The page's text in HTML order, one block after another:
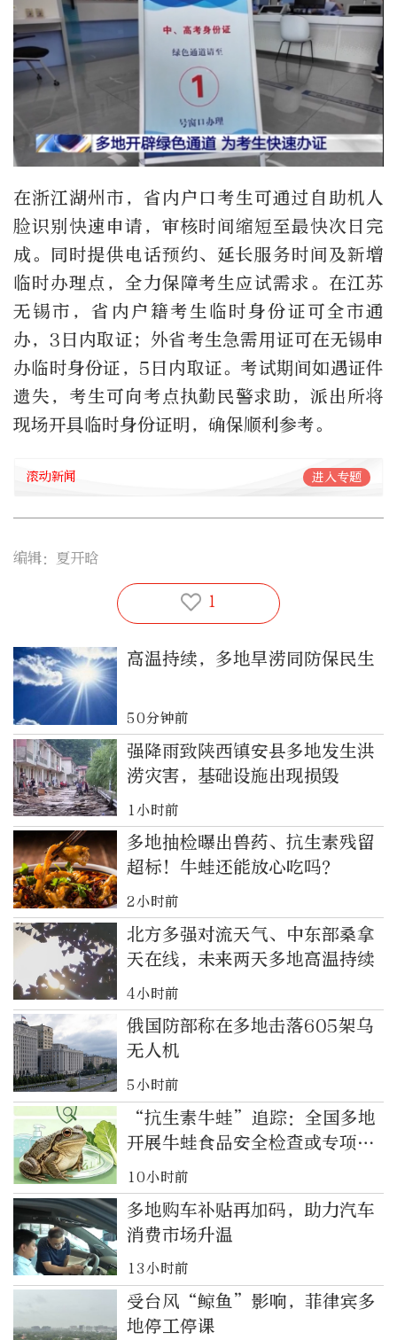
在浙江湖州市，省内户口考生可通过自助机人
脸识别快速申请，审核时间缩短至最快次日完
成。同时提供电话预约、延长服务时间及新增
临时办理点，全力保障考生应试需求。在江苏
无锡市，省内户籍考生临时身份证可全市通
办，3日内取证；外省考生急需用证可在无锡申
办临时身份证，5日内取证。考试期间如遇证件
遗失，考生可向考点执勤民警求助，派出所将
现场开具临时身份证明，确保顺利参考。
滚动新闻 进入专题
编辑：夏开晗
1
高温持续，多地旱涝同防保民生
50分钟前
强降雨致陕西镇安县多地发生洪
涝灾害，基础设施出现损毁
1小时前
多地抽检曝出兽药、抗生素残留
超标！牛蛙还能放心吃吗？
2小时前
北方多强对流天气、中东部桑拿
天在线，未来两天多地高温持续
4小时前
俄国防部称在多地击落605架乌
无人机
5小时前
“抗生素牛蛙”追踪：全国多地
开展牛蛙食品安全检查或专项行
动
10小时前
多地购车补贴再加码，助力汽车
消费市场升温
13小时前
受台风“鲸鱼”影响，菲律宾多
地停工停课